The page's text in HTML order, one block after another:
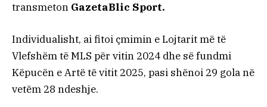
transmeton GazetaBlic Sport.
Individualisht, ai fitoi çmimin e Lojtarit më të
Vlefshëm të MLS për vitin 2024 dhe së fundmi
Këpucën e Artë të vitit 2025, pasi shënoi 29 gola në
vetëm 28 ndeshje.